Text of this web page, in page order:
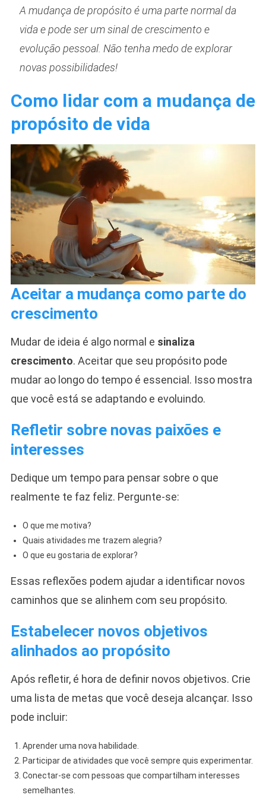
A mudança de propósito é uma parte normal da
vida e pode ser um sinal de crescimento e
evolução pessoal. Não tenha medo de explorar
novas possibilidades!
Como lidar com a mudança de
propósito de vida
Aceitar a mudança como parte do
crescimento
Mudar de ideia é algo normal e sinaliza
crescimento. Aceitar que seu propósito pode
mudar ao longo do tempo é essencial. Isso mostra
que você está se adaptando e evoluindo.
Refletir sobre novas paixões e
interesses
Dedique um tempo para pensar sobre o que
realmente te faz feliz. Pergunte-se:
O que me motiva?
Quais atividades me trazem alegria?
O que eu gostaria de explorar?
Essas reflexões podem ajudar a identificar novos
caminhos que se alinhem com seu propósito.
Estabelecer novos objetivos
alinhados ao propósito
Após refletir, é hora de definir novos objetivos. Crie
uma lista de metas que você deseja alcançar. Isso
pode incluir:
Aprender uma nova habilidade.
Participar de atividades que você sempre quis experimentar.
Conectar-se com pessoas que compartilham interesses
semelhantes.